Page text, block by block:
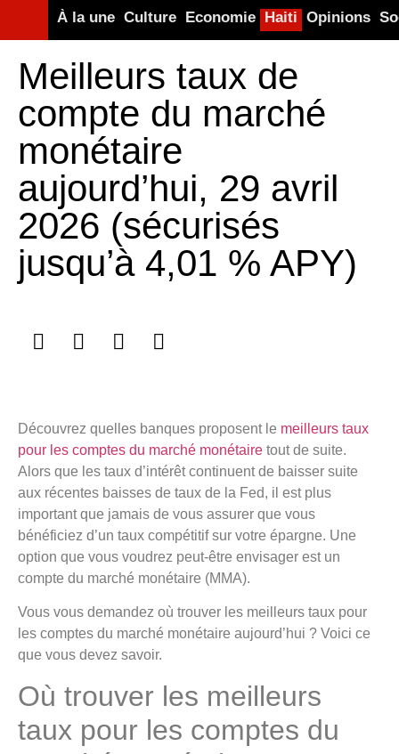
À la une Culture Economie Haiti Opinions
Meilleurs taux de
compte du marché
monétaire
aujourd’hui, 29 avril
2026 (sécurisés
jusqu’à 4,01 % APY)
Découvrez quelles banques proposent le meilleurs taux
pour les comptes du marché monétaire tout de suite.
Alors que les taux d’intérêt continuent de baisser suite
aux récentes baisses de taux de la Fed, il est plus
important que jamais de vous assurer que vous
bénéficiez d’un taux compétitif sur votre épargne. Une
option que vous voudrez peut-être envisager est un
compte du marché monétaire (MMA).
Vous vous demandez où trouver les meilleurs taux pour
les comptes du marché monétaire aujourd’hui ? Voici ce
que vous devez savoir.
Où trouver les meilleurs
taux pour les comptes du